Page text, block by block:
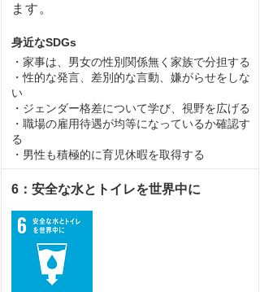
ます。
身近なSDGs
・家事は、男女の性別関係無く家族で分担する
・性的な発言、差別的な言動、嫌がらせをしな
い
・ジェンダー格差について学び、視野を広げる
・職場の雇用待遇が均等になっているか確認す
る
・男性も積極的に育児休暇を取得する
6：安全な水とトイレを世界中に